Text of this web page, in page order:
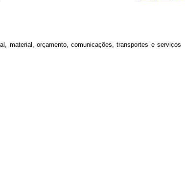
material, orçamento, comunicações, transportes e serviços